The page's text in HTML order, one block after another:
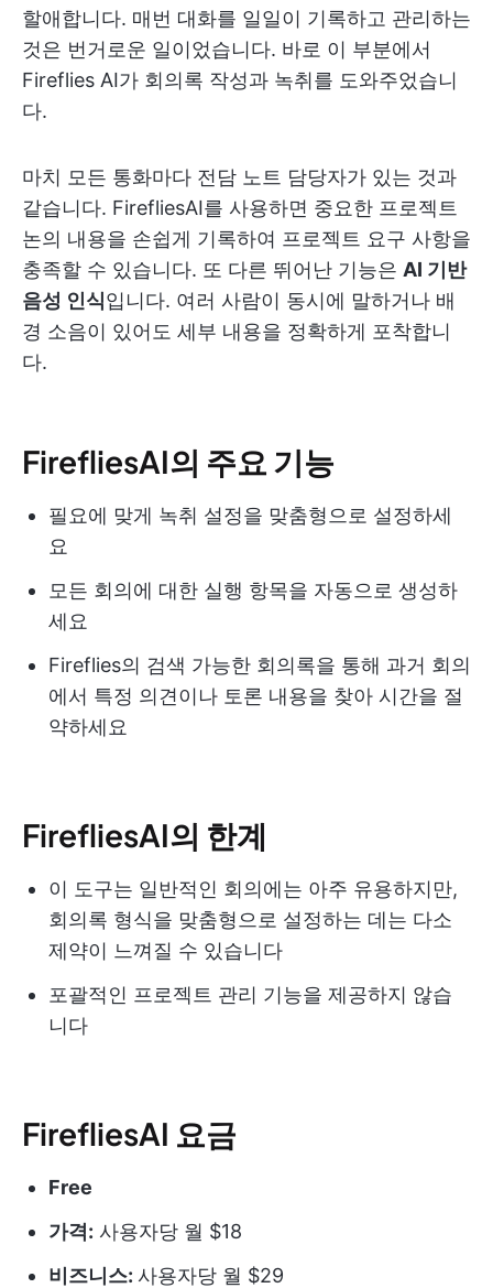
할애합니다. 매번 대화를 일일이 기록하고 관리하는
것은 번거로운 일이었습니다. 바로 이 부분에서
Fireflies AI가 회의록 작성과 녹취를 도와주었습니
다.
마치 모든 통화마다 전담 노트 담당자가 있는 것과
같습니다. FirefliesAI를 사용하면 중요한 프로젝트
논의 내용을 손쉽게 기록하여 프로젝트 요구 사항을
충족할 수 있습니다. 또 다른 뛰어난 기능은 AI 기반
음성 인식입니다. 여러 사람이 동시에 말하거나 배
경 소음이 있어도 세부 내용을 정확하게 포착합니
다.
FirefliesAI의 주요 기능
필요에 맞게 녹취 설정을 맞춤형으로 설정하세
요
모든 회의에 대한 실행 항목을 자동으로 생성하
세요
Fireflies의 검색 가능한 회의록을 통해 과거 회의
에서 특정 의견이나 토론 내용을 찾아 시간을 절
약하세요
FirefliesAI의 한계
이 도구는 일반적인 회의에는 아주 유용하지만,
회의록 형식을 맞춤형으로 설정하는 데는 다소
제약이 느껴질 수 있습니다
포괄적인 프로젝트 관리 기능을 제공하지 않습
니다
FirefliesAI 요금
Free
가격: 사용자당 월 $18
비즈니스: 사용자당 월 $29